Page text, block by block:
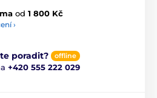
od 1 800 Kč
›
poradit? offline
+420 555 222 029